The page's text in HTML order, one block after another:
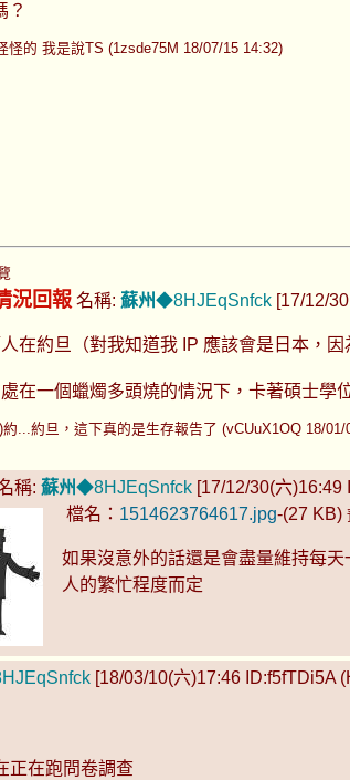
？
怪的 我是說TS (1zsde75M 18/07/15 14:32)
況回報名稱: 蘇州◆8HJEqSnfck[17/12/
在約旦（對我知道我 IP 應該會是日本，
在一個蠟燭多頭燒的情況下，卡著碩士學
約...約旦，這下真的是生存報告了 (vCUuX1OQ 18/01/
稱: 蘇州◆8HJEqSnfck[17/12/30(六)16:49
檔名： 1514623764617.jpg-(27 KB)
如果沒意外的話還是會盡量維持每
人的繁忙程度而定
[18/03/10(六)17:46 ID:f5fTDi5A
正在跑問卷調查